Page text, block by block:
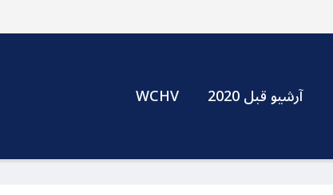
WCHV آرشیو قبل 2020